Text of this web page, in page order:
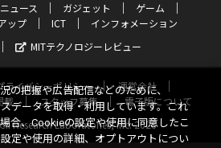
ニュース ガジェット
ゲーム
ップ ICT
インフォメーション
MITテクノロジーレビュー
ライバシーポリシー
運営会社
載 スタッフ募集
電子版について
Research Laboratories, Inc. 2026
の把握や広告配信などのために、
データを取得・利用しています。これ
合、Cookieの設定や使用に同意したこ
定や使用の詳細、オプトアウトについ